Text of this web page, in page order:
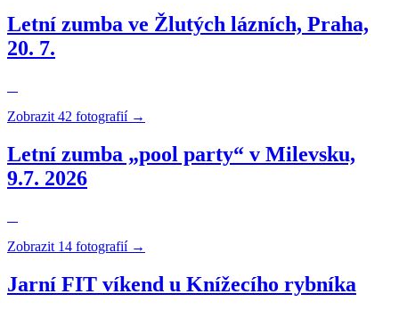
Letní zumba ve Žlutých lázních, Praha,
20. 7.
Zobrazit 42 fotografií →
Letní zumba „pool party“ v Milevsku,
9.7. 2026
Zobrazit 14 fotografií →
Jarní FIT víkend u Knížecího rybníka